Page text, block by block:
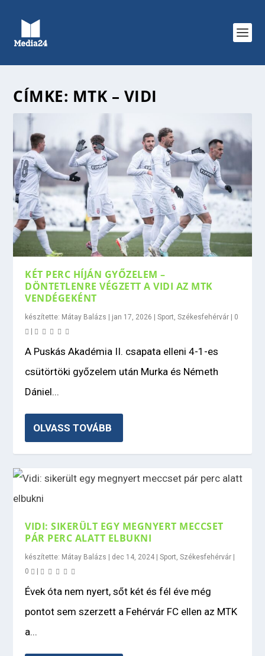
CÍMKE: MTK – VIDI
KÉT PERC HÍJÁN GYŐZELEM –
DÖNTETLENRE VÉGZETT A VIDI AZ MTK
VENDÉGEKÉNT
készítette: Mátay Balázs | jan 17, 2026 |Sport ,Székesfehérvár | 0
|
A Puskás Akadémia II. csapata elleni 4-1-es
csütörtöki győzelem után Murka és Németh
Dániel...
OLVASS TOVÁBB
VIDI: SIKERÜLT EGY MEGNYERT MECCSET
PÁR PERC ALATT ELBUKNI
készítette: Mátay Balázs | dec 14, 2024 |Sport ,Székesfehérvár |
0
|
Évek óta nem nyert, sőt két és fél éve még
pontot sem szerzett a Fehérvár FC ellen az MTK
a...